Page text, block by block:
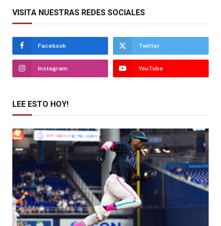
VISITA NUESTRAS REDES SOCIALES
Facebook Twitter
Instagram YouTube
LEE ESTO HOY!